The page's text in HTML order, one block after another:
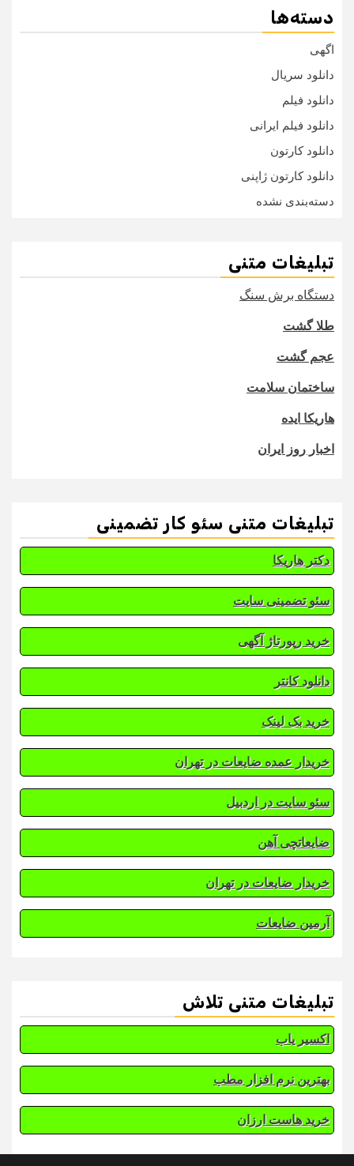
دسته‌ها
اگهی
دانلود سریال
دانلود فیلم
دانلود فیلم ایرانی
دانلود کارتون
دانلود کارتون ژاپنی
دسته‌بندی نشده
تبلیغات متنی
دستگاه برش سنگ
طلا گشت
عجم گشت
ساختمان سلامت
هاریکا ایده
اخبار روز ایران
تبلیغات متنی سئو کار تضمینی
دکتر هاریکا
سئو تضمینی سایت
خرید رپورتاژ آگهی
دانلود کانتر
خرید بک لینک
خریدار عمده ضایعات در تهران
سئو سایت در اردبیل
ضایعاتچی آهن
خریدار ضایعات در تهران
آرمین ضایعات
تبلیغات متنی تلاش
اکسیر یاب
بهترین نرم افزار مطب
خرید هاست ارزان